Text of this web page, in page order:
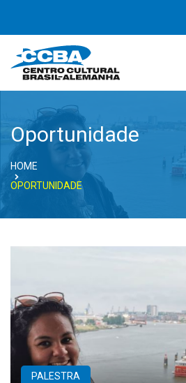
Oportunidade
HOME
OPORTUNIDADE
PALESTRA